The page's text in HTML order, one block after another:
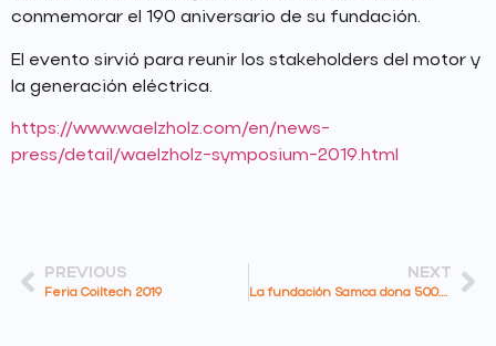
conmemorar el 190 aniversario de su fundación.
El evento sirvió para reunir los stakeholders del motor y
la generación eléctrica.
https://www.waelzholz.com/en/news-
press/detail/waelzholz-symposium-2019.html
PREVIOUS
Feria Coiltech 2019
NEXT
La fundación Samca dona 500.000 mascarillas y 10.000 test rápidos adquiridos en China